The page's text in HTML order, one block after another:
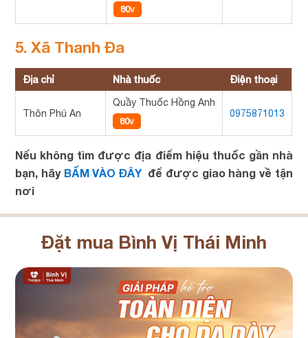
80v
5. Xã Thanh Đa
Địa chỉ Nhà thuốc Điện thoại
Thôn Phú An
Quầy Thuốc Hồng Anh
80v
0975871013
Nếu không tìm được địa điểm hiệu thuốc gần nhà
bạn, hãy BẤM VÀO ĐÂYđể được giao hàng về tận
nơi
Đặt mua Bình Vị Thái Minh